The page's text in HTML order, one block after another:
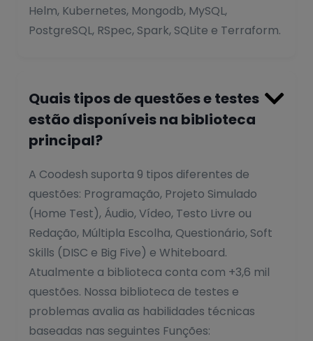
Helm, Kubernetes, Mongodb, MySQL,
PostgreSQL, RSpec, Spark, SQLite e Terraform.
Quais tipos de questões e testes
estão disponíveis na biblioteca
principal?

A Coodesh suporta 9 tipos diferentes de
questões: Programação, Projeto Simulado
(Home Test), Áudio, Vídeo, Testo Livre ou
Redação, Múltipla Escolha, Questionário, Soft
Skills (DISC e Big Five) e Whiteboard.
Atualmente a biblioteca conta com +3,6 mil
questões. Nossa biblioteca de testes e
problemas avalia as habilidades técnicas
baseadas nas seguintes Funções: